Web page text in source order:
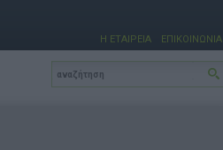
Η ΕΤΑΙΡΕΙΑ ΕΠΙΚΟΙΝΩΝΙΑ